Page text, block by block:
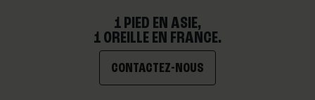
1 PIED EN ASIE,
1 OREILLE EN FRANCE.
CONTACTEZ-NOUS